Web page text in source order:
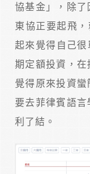
協基金」，除
東協正要起飛
起來覺得自己
期定額投資，
覺得原來投資
要去菲律賓語
利了結。